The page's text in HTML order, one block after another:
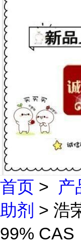
首页 > 产
助剂 > 浩
99% CAS